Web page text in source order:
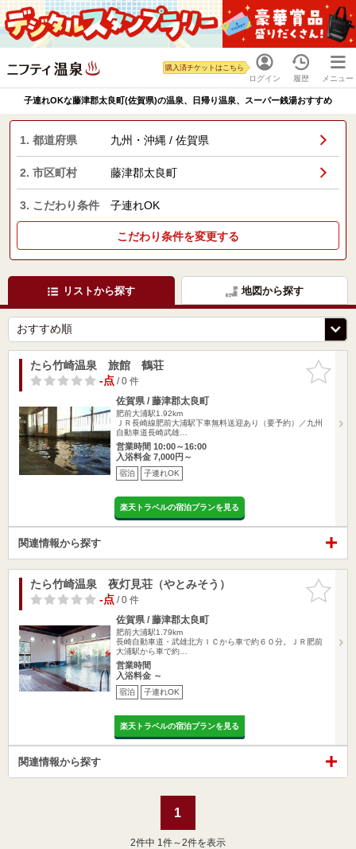
ログイン
購入済チケットはこちら
履歴 メニュー
子連れOKな藤津郡太良町(佐賀県)の温泉、日帰り温泉、スーパー銭湯おすすめ
1. 都道府県 九州・沖縄 / 佐賀県
2. 市区町村 藤津郡太良町
3. こだわり条件 子連れOK
こだわり条件を変更する
リストから探す 地図から探す
お気に入
りに追加
たら竹崎温泉 旅館 鶴荘
-点/ 0 件
佐賀県 / 藤津郡太良町
肥前大浦駅1.92km
ＪＲ長崎線肥前大浦駅下車無料送迎あり（要予約）／九州
自動車道長崎武雄…
営業時間 10:00～16:00
入浴料金 7,000円～
宿泊 子連れOK
楽天トラベルの宿泊プランを見る
関連情報から探す
お気に入
りに追加
たら竹崎温泉 夜灯見荘（やとみそう）
-点/ 0 件
佐賀県 / 藤津郡太良町
肥前大浦駅1.79km
長崎自動車道・武雄北方ＩＣから車で約６０分。ＪＲ肥前
大浦駅から車で約…
営業時間
入浴料金 ～
宿泊 子連れOK
楽天トラベルの宿泊プランを見る
関連情報から探す
1
2件中 1件～2件を表示